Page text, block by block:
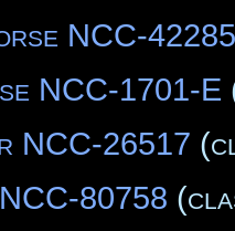
NCC-42285
NCC-1701-E
NCC-26517
80758